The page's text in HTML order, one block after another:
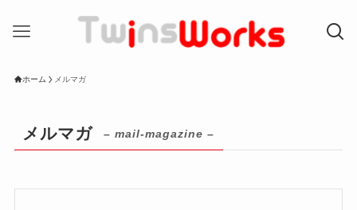
ホーム メルマガ
メルマガ – mail-magazine –